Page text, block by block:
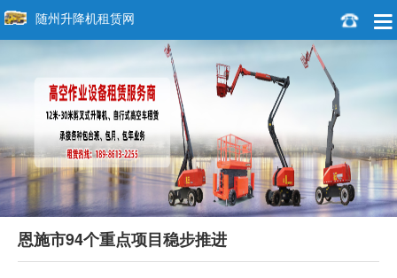
随州升降机租赁网
恩施市94个重点项目稳步推进